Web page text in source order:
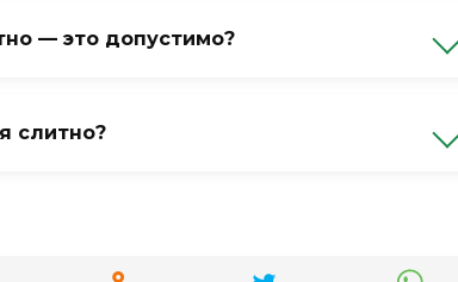
— это допустимо?
— никогда.
слитно?
ому/-ему/-ски», поэтому пишутся слитно.